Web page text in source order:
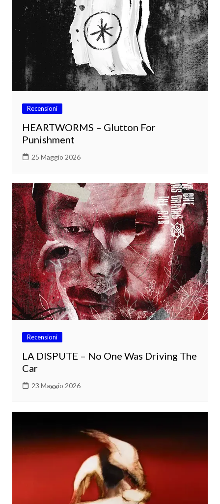
Recensioni
HEARTWORMS – Glutton For
Punishment
25 Maggio 2026
Recensioni
LA DISPUTE – No One Was Driving The
Car
23 Maggio 2026